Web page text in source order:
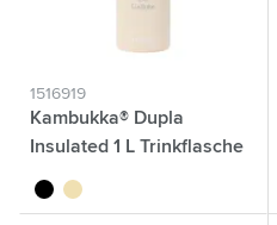
1516919
Kambukka® Dupla
Insulated 1 L Trinkflasche
noir sable